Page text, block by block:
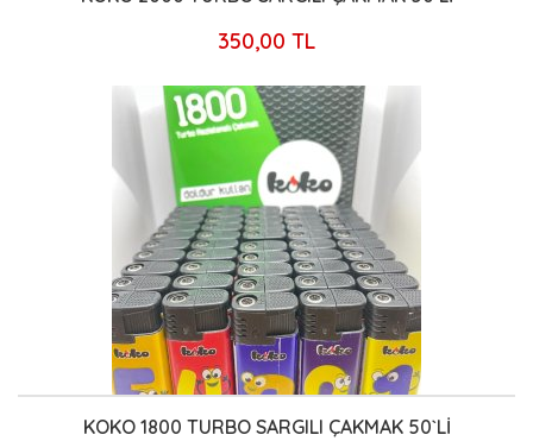
350,00 TL
KOKO 1800 TURBO SARGILI ÇAKMAK 50`Lİ